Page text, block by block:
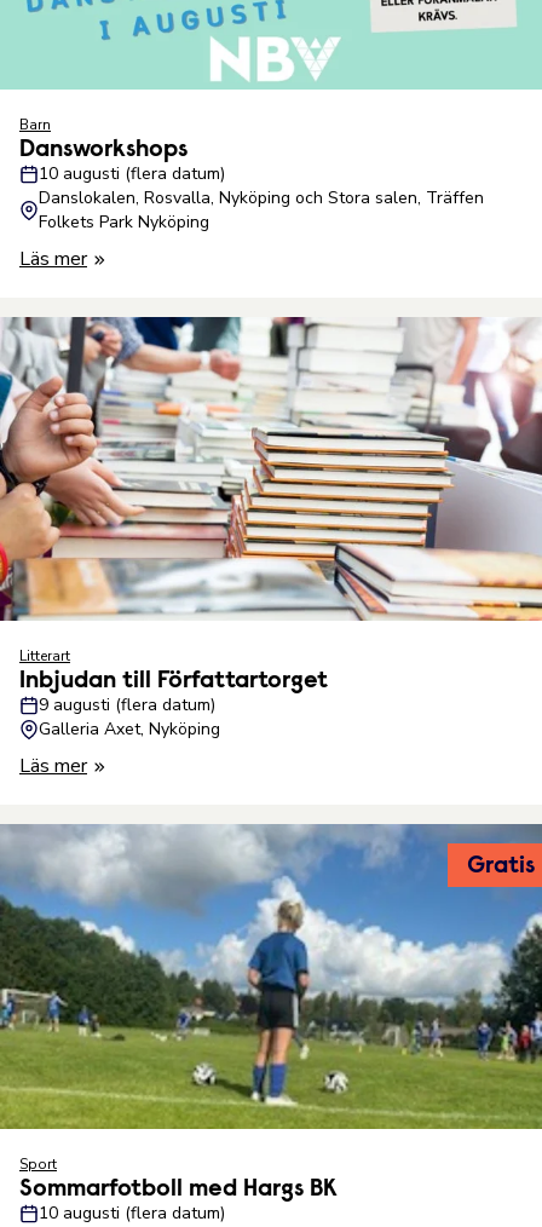
Barn
Dansworkshops
10 augusti (flera datum)
Danslokalen, Rosvalla, Nyköping och Stora salen, Träffen
Folkets Park Nyköping
Läs mer
Litterart
Inbjudan till Författartorget
9 augusti (flera datum)
Galleria Axet, Nyköping
Läs mer
Gratis
Sport
Sommarfotboll med Hargs BK
10 augusti (flera datum)